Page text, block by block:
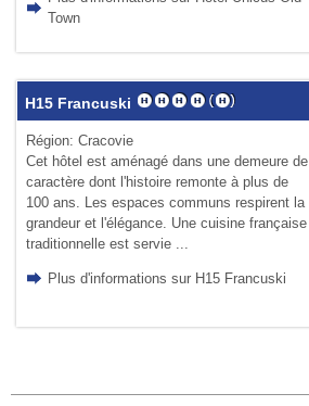
Town
H15 Francuski
Région: Cracovie
Cet hôtel est aménagé dans une demeure de
caractère dont l'histoire remonte à plus de
100 ans. Les espaces communs respirent la
grandeur et l'élégance. Une cuisine française
traditionnelle est servie ...
Plus d'informations sur H15 Francuski